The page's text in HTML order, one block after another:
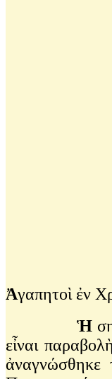
Ἀγαπητοὶ ἐν
Ἡ
εἶναι
ἀναγνώσθηκε